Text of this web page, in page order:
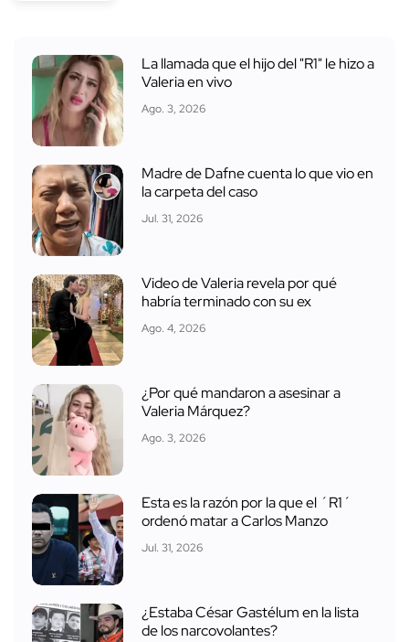
La llamada que el hijo del "R1" le hizo a
Valeria en vivo
Ago. 3, 2026
Madre de Dafne cuenta lo que vio en
la carpeta del caso
Jul. 31, 2026
Video de Valeria revela por qué
habría terminado con su ex
Ago. 4, 2026
¿Por qué mandaron a asesinar a
Valeria Márquez?
Ago. 3, 2026
Esta es la razón por la que el ´R1´
ordenó matar a Carlos Manzo
Jul. 31, 2026
¿Estaba César Gastélum en la lista
de los narcovolantes?